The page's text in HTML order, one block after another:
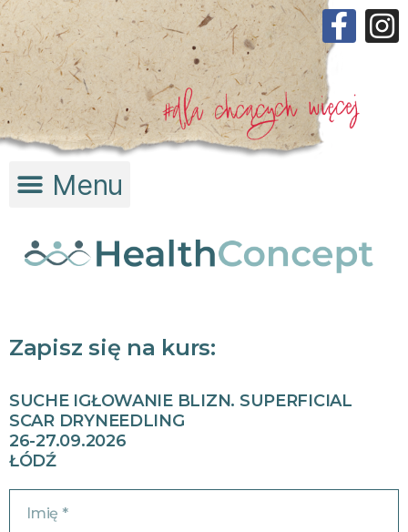
Zapisz się na kurs:
SUCHE IGŁOWANIE BLIZN. SUPERFICIAL
SCAR DRYNEEDLING
26-27.09.2026
ŁÓDŹ